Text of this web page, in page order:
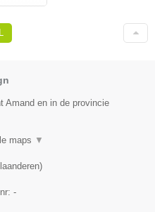
Amand en in de provincie
maps ▼
)
-